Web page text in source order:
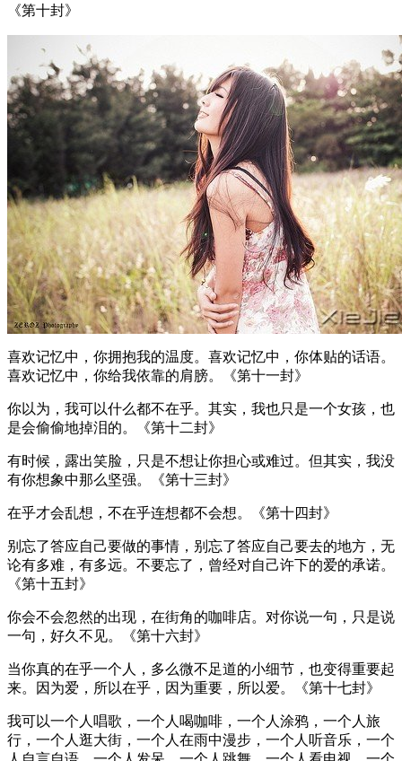
《第十封》
喜欢记忆中，你拥抱我的温度。喜欢记忆中，你体贴的话语。
喜欢记忆中，你给我依靠的肩膀。《第十一封》
你以为，我可以什么都不在乎。其实，我也只是一个女孩，也
是会偷偷地掉泪的。《第十二封》
有时候，露出笑脸，只是不想让你担心或难过。但其实，我没
有你想象中那么坚强。《第十三封》
在乎才会乱想，不在乎连想都不会想。《第十四封》
别忘了答应自己要做的事情，别忘了答应自己要去的地方，无
论有多难，有多远。不要忘了，曾经对自己许下的爱的承诺。
《第十五封》
你会不会忽然的出现，在街角的咖啡店。对你说一句，只是说
一句，好久不见。《第十六封》
当你真的在乎一个人，多么微不足道的小细节，也变得重要起
来。因为爱，所以在乎，因为重要，所以爱。《第十七封》
我可以一个人唱歌，一个人喝咖啡，一个人涂鸦，一个人旅
行，一个人逛大街，一个人在雨中漫步，一个人听音乐，一个